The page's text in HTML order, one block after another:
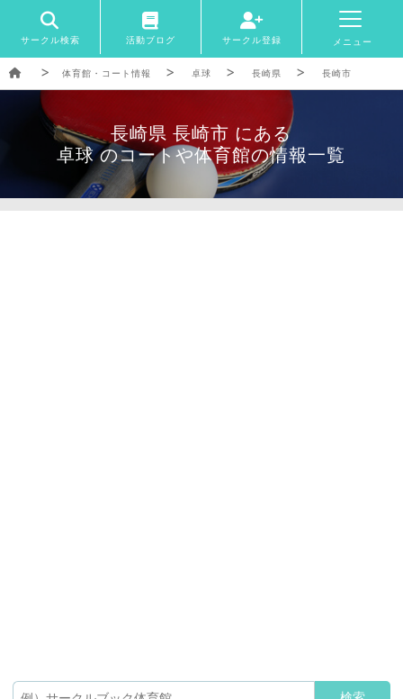
サークル検索 活動ブログ サークル登録 メニュー
体育館・コート情報 卓球 長崎県 長崎市
長崎県 長崎市 にある
卓球 のコートや体育館の情報一覧